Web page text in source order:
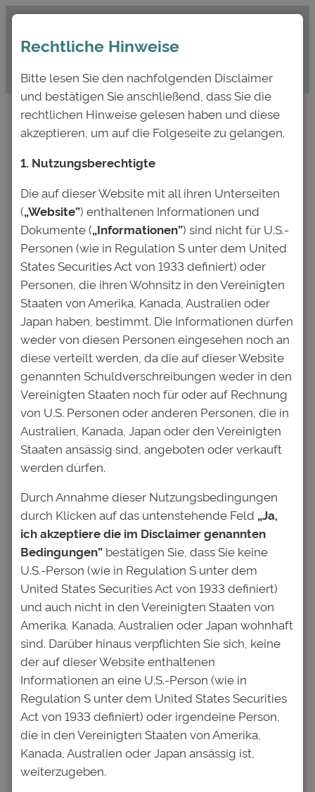
Zum
springen
Pressemitteilung: SdK
empfiehlt die
Zustimmung zur
Restrukturierung der
Anleihen
Dez. 5, 2025—vonDeutsche Bildung
inPressemitteilungen
Deutsche Bildung Studienfonds II GmbH &
Co. KG:
4%-Anleihe 16/26,ISIN: DE000A2AAVM5 |
WKN: A2AAVM
4%-Anleihe 17/27, ISIN: DE000A2E4PH3 |
WKN: A2E4PH
SdK empfiehlt die Zustimmung zur
Restrukturierung der Anleihen
Frankfurt am Main, 05.12.2025
Die Schutzgemeinschaft der Kapitalanleger
e.V. (SdK) empfiehlt Gläubigern der Anleihen
2016/2026 und 2017/2027 der Deutschen
Bildung Studienfonds II GmbH & Co. KG
(Deutsche
Bildung Studienfonds), dem Vorschlag
zuzustimmen, die Konditionen der Anleihen
zu ändern.
Hierzu findet aktuell eine Abstimmung ohne
Versammlung statt, konkret seit dem 3.
Dezember bis zum 10. Dezember 2025.
Rechtliche Hinweise
Bitte lesen Sie den nachfolgenden Disclaimer
und bestätigen Sie anschließend, dass Sie die
rechtlichen Hinweise gelesen haben und diese
akzeptieren, um auf die Folgeseite zu gelangen.
1. Nutzungsberechtigte
Die auf dieser Website mit all ihren Unterseiten
(„Website”) enthaltenen Informationen und
Dokumente („Informationen”) sind nicht für U.S.-
Personen (wie in Regulation S unter dem United
States Securities Act von 1933 definiert) oder
Personen, die ihren Wohnsitz in den Vereinigten
Staaten von Amerika, Kanada, Australien oder
Japan haben, bestimmt. Die Informationen dürfen
weder von diesen Personen eingesehen noch an
diese verteilt werden, da die auf dieser Website
genannten Schuldverschreibungen weder in den
Vereinigten Staaten noch für oder auf Rechnung
von U.S. Personen oder anderen Personen, die in
Australien, Kanada, Japan oder den Vereinigten
Staaten ansässig sind, angeboten oder verkauft
werden dürfen.
Durch Annahme dieser Nutzungsbedingungen
durch Klicken auf das untenstehende Feld „Ja,
ich akzeptiere die im Disclaimer genannten
Bedingungen” bestätigen Sie, dass Sie keine
U.S.-Person (wie in Regulation S unter dem
United States Securities Act von 1933 definiert)
und auch nicht in den Vereinigten Staaten von
Amerika, Kanada, Australien oder Japan wohnhaft
sind. Darüber hinaus verpflichten Sie sich, keine
der auf dieser Website enthaltenen
Informationen an eine U.S.-Person (wie in
Regulation S unter dem United States Securities
Act von 1933 definiert) oder irgendeine Person,
die in den Vereinigten Staaten von Amerika,
Kanada, Australien oder Japan ansässig ist,
weiterzugeben.